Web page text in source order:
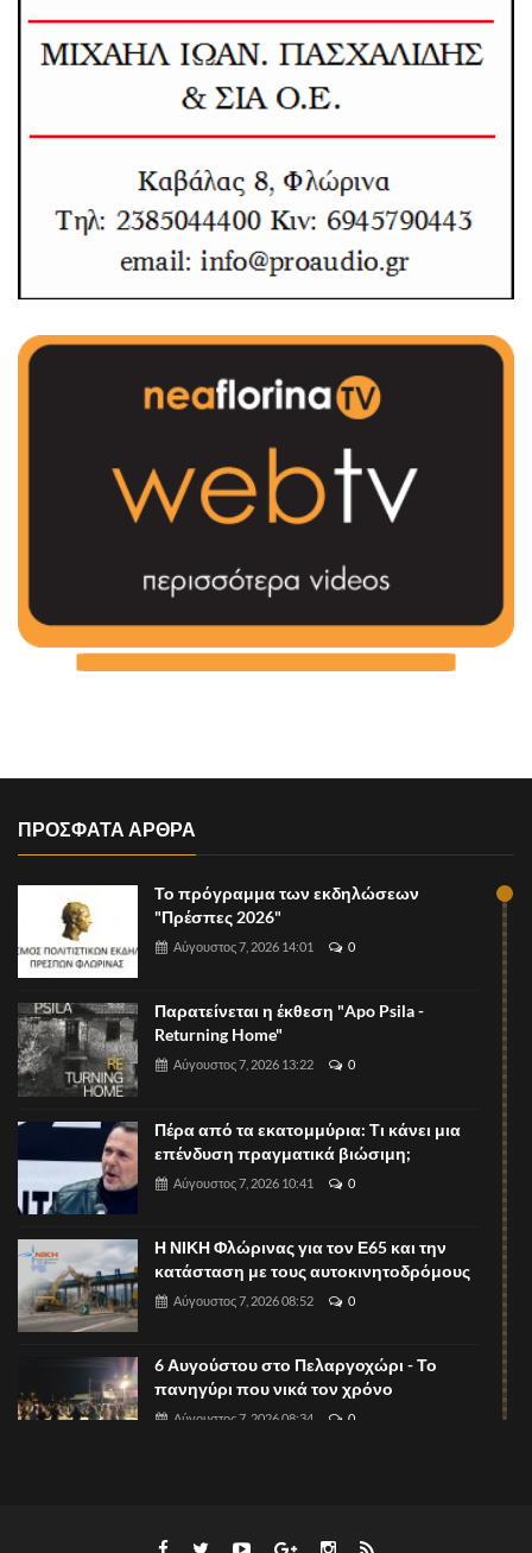
ΠΡΟΣΦΑΤΑ ΑΡΘΡΑ
Το πρόγραμμα των εκδηλώσεων
"Πρέσπες 2026"
Αύγουστος 7, 2026 14:01 0
Παρατείνεται η έκθεση "Apo Psila -
Returning Home"
Αύγουστος 7, 2026 13:22 0
Πέρα από τα εκατομμύρια: Τι κάνει μια
επένδυση πραγματικά βιώσιμη;
Αύγουστος 7, 2026 10:41 0
Η ΝΙΚΗ Φλώρινας για τον Ε65 και την
κατάσταση με τους αυτοκινητοδρόμους
Αύγουστος 7, 2026 08:52 0
6 Αυγούστου στο Πελαργοχώρι - Το
πανηγύρι που νικά τον χρόνο
Αύγουστος 7, 2026 08:34 0